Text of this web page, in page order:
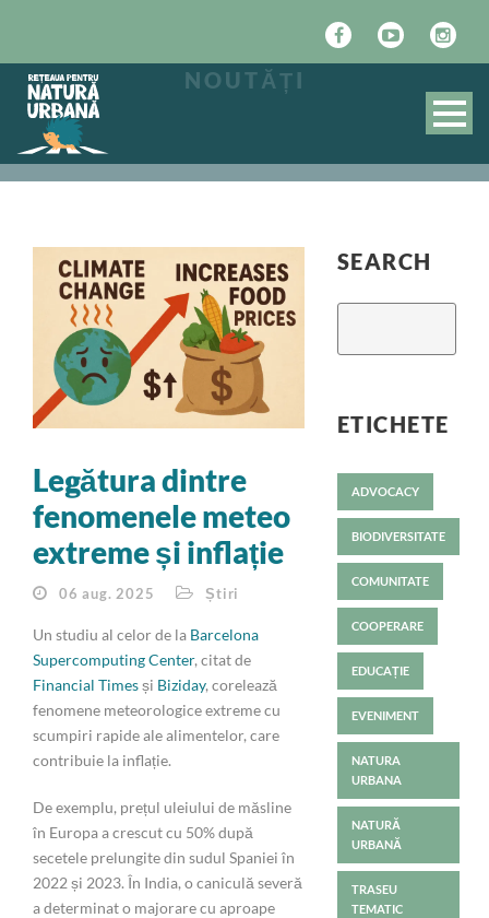
NOUTĂȚI
Le𝐠ătura dintre
fenomenele meteo
extreme și inflație
06 aug. 2025 Știri
Un studiu al celor de la Barcelona
Supercomputing Center, citat de
Financial Timesși Biziday, corelează
fenomene meteorologice extreme cu
scumpiri rapide ale alimentelor, care
contribuie la inflație.
De exemplu, prețul uleiului de măsline
în Europa a crescut cu 50% după
secetele prelungite din sudul Spaniei în
2022 și 2023. În India, o caniculă severă
a determinat o majorare cu aproape
SEARCH
ETICHETE
ADVOCACY
BIODIVERSITATE
COMUNITATE
COOPERARE
EDUCAȚIE
EVENIMENT
NATURA
URBANA
NATURĂ
URBANĂ
TRASEU
TEMATIC